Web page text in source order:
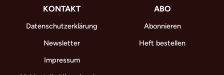
KONTAKT
Datenschutzerklärung
Newsletter
Impressum
ABO
Abonnieren
Heft bestellen